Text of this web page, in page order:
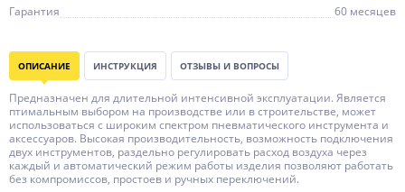
Гарантия
60 месяцев
ОПИСАНИЕ ИНСТРУКЦИЯ ОТЗЫВЫ И ВОПРОСЫ
Предназначен для длительной интенсивной эксплуатации. Является
птимальным выбором на производстве или в строительстве, может
использоваться с широким спектром пневматического инструмента и
аксессуаров. Высокая производительность, возможность подключения
двух инструментов, раздельно регулировать расход воздуха через
каждый и автоматический режим работы изделия позволяют работать
без компромиссов, простоев и ручных переключений.